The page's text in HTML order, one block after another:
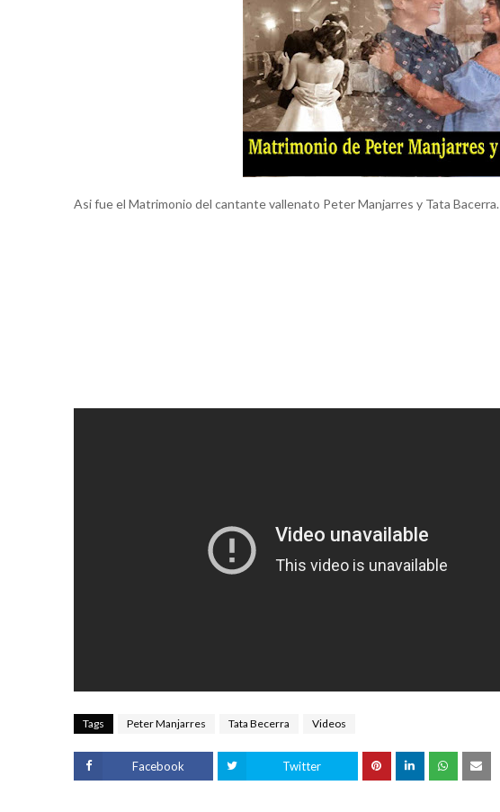
Asi fue el Matrimonio del cantante vallenato Peter Manjarres y Tata Bacerra.
Tags Peter Manjarres Tata Becerra Videos
Facebook Twitter